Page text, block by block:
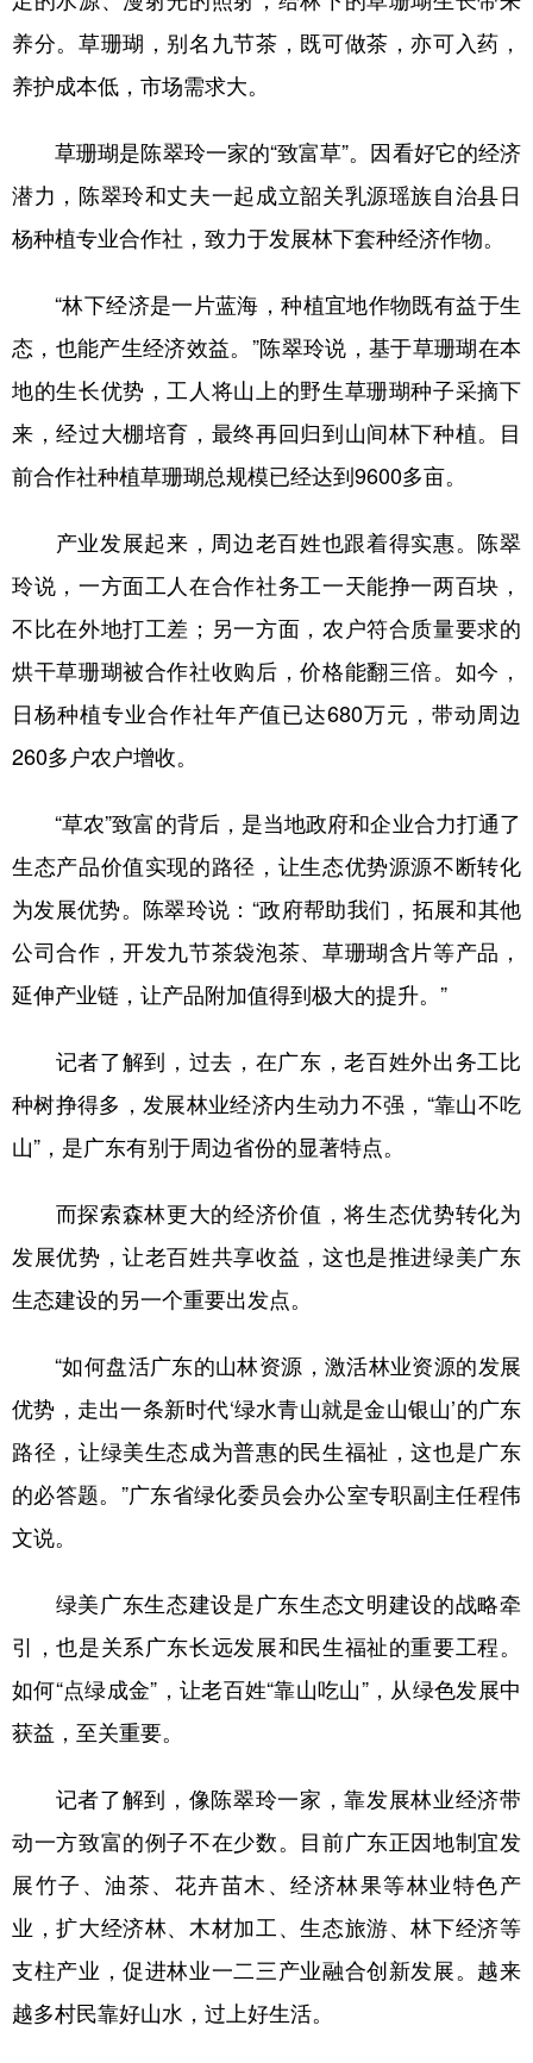
养分。草珊瑚，别名九节茶，既可做茶，亦可入药，
养护成本低，市场需求大。
草珊瑚是陈翠玲一家的“致富草”。因看好它的经济
潜力，陈翠玲和丈夫一起成立韶关乳源瑶族自治县日
杨种植专业合作社，致力于发展林下套种经济作物。
“林下经济是一片蓝海，种植宜地作物既有益于生
态，也能产生经济效益。”陈翠玲说，基于草珊瑚在本
地的生长优势，工人将山上的野生草珊瑚种子采摘下
来，经过大棚培育，最终再回归到山间林下种植。目
前合作社种植草珊瑚总规模已经达到9600多亩。
产业发展起来，周边老百姓也跟着得实惠。陈翠
玲说，一方面工人在合作社务工一天能挣一两百块，
不比在外地打工差；另一方面，农户符合质量要求的
烘干草珊瑚被合作社收购后，价格能翻三倍。如今，
日杨种植专业合作社年产值已达680万元，带动周边
260多户农户增收。
“草农”致富的背后，是当地政府和企业合力打通了
生态产品价值实现的路径，让生态优势源源不断转化
为发展优势。陈翠玲说：“政府帮助我们，拓展和其他
公司合作，开发九节茶袋泡茶、草珊瑚含片等产品，
延伸产业链，让产品附加值得到极大的提升。”
记者了解到，过去，在广东，老百姓外出务工比
种树挣得多，发展林业经济内生动力不强，“靠山不吃
山”，是广东有别于周边省份的显著特点。
而探索森林更大的经济价值，将生态优势转化为
发展优势，让老百姓共享收益，这也是推进绿美广东
生态建设的另一个重要出发点。
“如何盘活广东的山林资源，激活林业资源的发展
优势，走出一条新时代‘绿水青山就是金山银山’的广东
路径，让绿美生态成为普惠的民生福祉，这也是广东
的必答题。”广东省绿化委员会办公室专职副主任程伟
文说。
绿美广东生态建设是广东生态文明建设的战略牵
引，也是关系广东长远发展和民生福祉的重要工程。
如何“点绿成金”，让老百姓“靠山吃山”，从绿色发展中
获益，至关重要。
记者了解到，像陈翠玲一家，靠发展林业经济带
动一方致富的例子不在少数。目前广东正因地制宜发
展竹子、油茶、花卉苗木、经济林果等林业特色产
业，扩大经济林、木材加工、生态旅游、林下经济等
支柱产业，促进林业一二三产业融合创新发展。越来
越多村民靠好山水，过上好生活。